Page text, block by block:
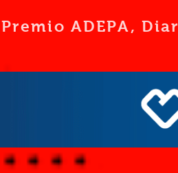
Premio ADEPA,